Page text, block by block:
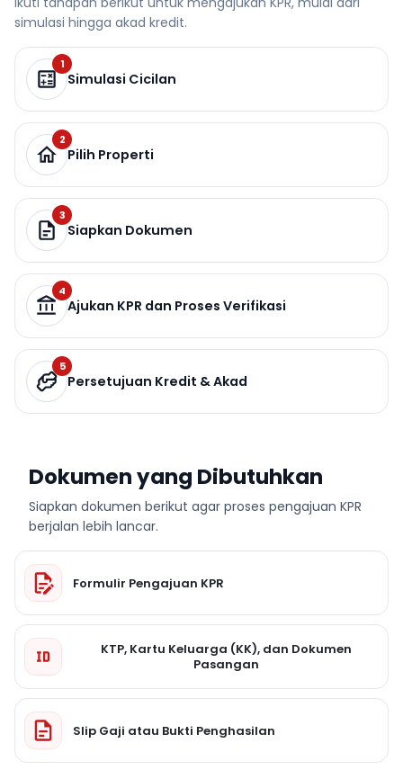
simulasi hingga akad kredit.
1
Simulasi Cicilan
2
Pilih Properti
3
Siapkan Dokumen
4
Ajukan KPR dan Proses Verifikasi
5
Persetujuan Kredit & Akad
Dokumen yang Dibutuhkan
Siapkan dokumen berikut agar proses pengajuan KPR
berjalan lebih lancar.
Formulir Pengajuan KPR
KTP, Kartu Keluarga (KK), dan Dokumen
Pasangan
Slip Gaji atau Bukti Penghasilan